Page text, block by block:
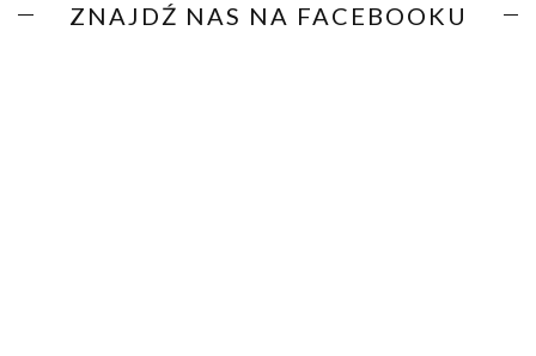
ZNAJDŹ NAS NA FACEBOOKU